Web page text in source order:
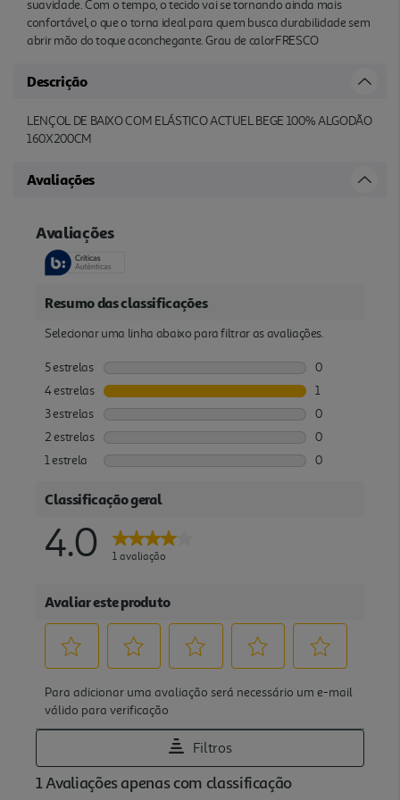
suavidade. Com o tempo, o tecido vai se tornando ainda mais
confortável, o que o torna ideal para quem busca durabilidade sem
abrir mão do toque aconchegante. Grau de calorFRESCO
Descrição
LENÇOL DE BAIXO COM ELÁSTICO ACTUEL BEGE 100% ALGODÃO
160X200CM
Avaliações